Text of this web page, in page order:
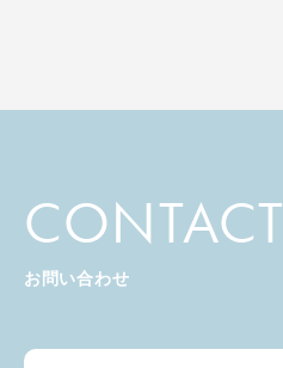
CONTACT
お問い合わせ